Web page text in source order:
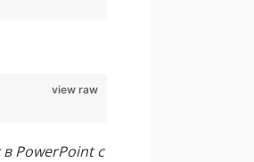
view raw
в PowerPoint с